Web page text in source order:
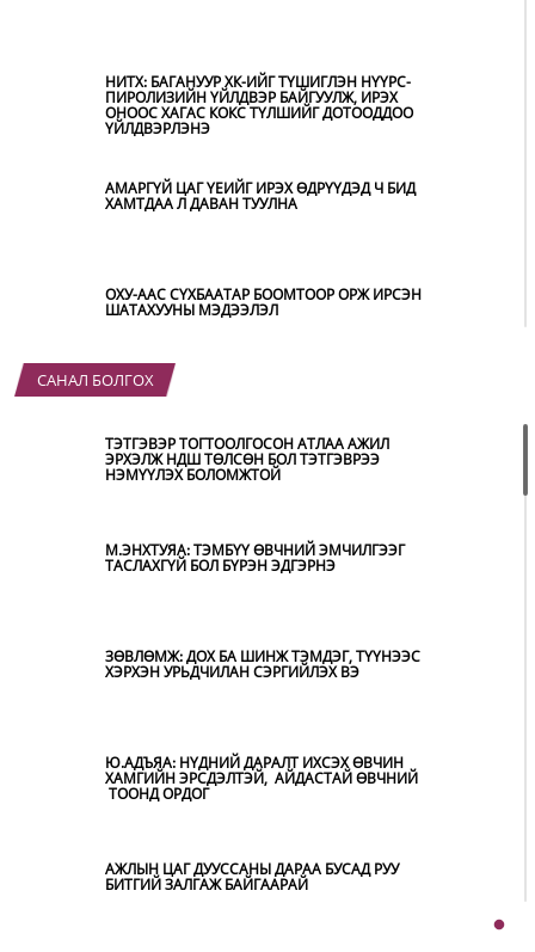
НИТХ: БАГАНУУР ХК-ИЙГ ТҮШИГЛЭН НҮҮРС-
ПИРОЛИЗИЙН ҮЙЛДВЭР БАЙГУУЛЖ, ИРЭХ
ОНООС ХАГАС КОКС ТҮЛШИЙГ ДОТООДДОО
ҮЙЛДВЭРЛЭНЭ
АМАРГҮЙ ЦАГ ҮЕИЙГ ИРЭХ ӨДРҮҮДЭД Ч БИД
ХАМТДАА Л ДАВАН ТУУЛНА
ОХУ-ААС СҮХБААТАР БООМТООР ОРЖ ИРСЭН
ШАТАХУУНЫ МЭДЭЭЛЭЛ
ҮЕР УСНЫ БОЛЗОШГҮЙ АЮУЛААС
БАЙНА
САНАЛ БОЛГОХ
ТЭТГЭВЭР ТОГТООЛГОСОН АТЛАА АЖИЛ
ЭРХЭЛЖ НДШ ТӨЛСӨН БОЛ ТЭТГЭВРЭЭ
НЭМҮҮЛЭХ БОЛОМЖТОЙ
М.ЭНХТУЯА: ТЭМБҮҮ ӨВЧНИЙ ЭМЧИЛГЭЭГ
ТАСЛАХГҮЙ БОЛ БҮРЭН ЭДГЭРНЭ
ЗӨВЛӨМЖ: ДОХ БА ШИНЖ ТЭМДЭГ, ТҮҮНЭЭС
ХЭРХЭН УРЬДЧИЛАН СЭРГИЙЛЭХ ВЭ
Ю.АДЪЯА: НҮДНИЙ ДАРАЛТ ИХСЭХ ӨВЧИН
ХАМГИЙН ЭРСДЭЛТЭЙ, АЙДАСТАЙ ӨВЧНИЙ
ТООНД ОРДОГ
АЖЛЫН ЦАГ ДУУССАНЫ ДАРАА БУСАД РУУ
БИТГИЙ ЗАЛГАЖ БАЙГААРАЙ